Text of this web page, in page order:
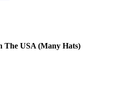
USA (Many Hats)